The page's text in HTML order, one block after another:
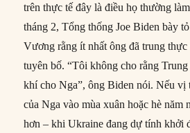
trên thực tế đây là điều họ thường
tháng 2, Tổng thống Joe Biden bày
Vương rằng ít nhất ông đã trung thực
tuyên bố. “Tôi không cho rằng
khí cho Nga”, ông Biden nói. Nếu vị
của Nga vào mùa xuân hoặc hè năm
hơn – khi Ukraine đang dự tính khởi